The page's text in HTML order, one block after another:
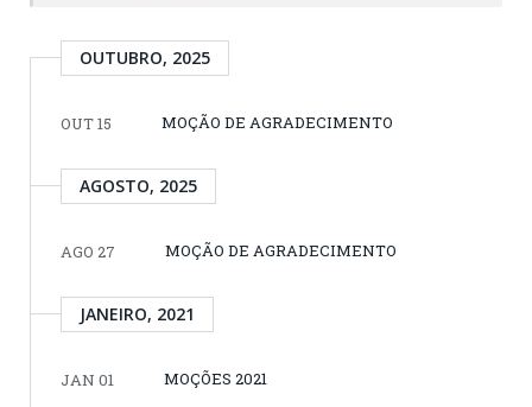
OUTUBRO, 2025
OUT 15 MOÇÃO DE AGRADECIMENTO
AGOSTO, 2025
AGO 27 MOÇÃO DE AGRADECIMENTO
JANEIRO, 2021
JAN 01 MOÇÕES 2021